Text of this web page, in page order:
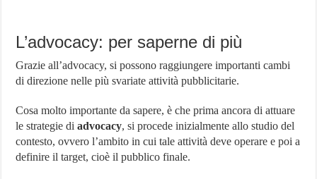
L’advocacy: per saperne di più
Grazie all’advocacy, si possono raggiungere importanti cambi
di direzione nelle più svariate attività pubblicitarie.
Cosa molto importante da sapere, è che prima ancora di attuare
le strategie diadvocacy, si procede inizialmente allo studio del
contesto, ovvero l’ambito in cui tale attività deve operare e poi a
definire il target, cioè il pubblico finale.